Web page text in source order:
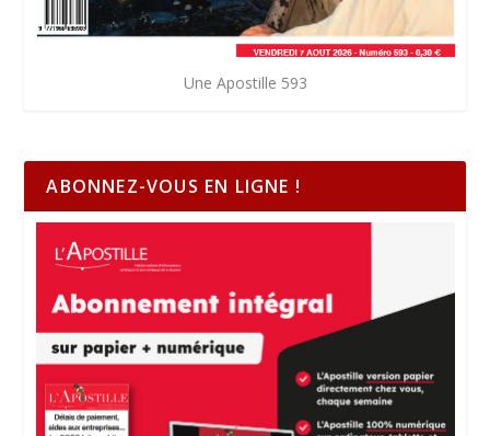
Une Apostille 593
ABONNEZ-VOUS EN LIGNE !